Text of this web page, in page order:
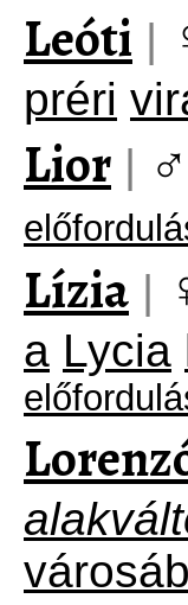
Leóti |
préri
Lior | ♂
Lízia |
a Lycia